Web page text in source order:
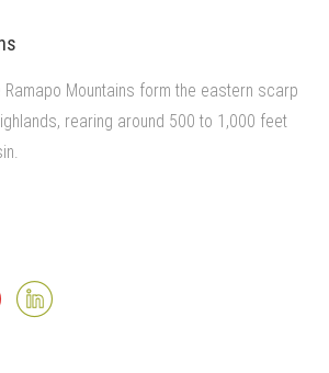
Ramapo Mountains form the eastern scarp
rearing around 500 to 1,000 feet